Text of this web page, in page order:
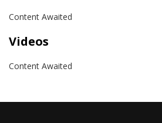
Content Awaited
Videos
Content Awaited